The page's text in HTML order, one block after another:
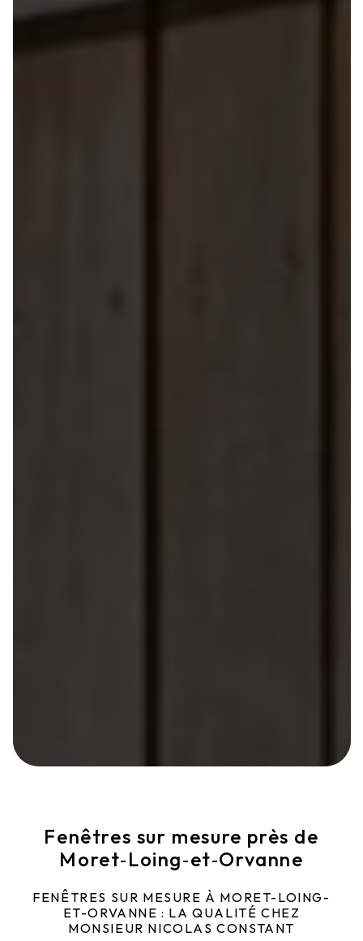
Fenêtres sur mesure près de
Moret‑Loing‑et‑Orvanne
FENÊTRES SUR MESURE À MORET-LOING-
ET-ORVANNE : LA QUALITÉ CHEZ
MONSIEUR NICOLAS CONSTANT